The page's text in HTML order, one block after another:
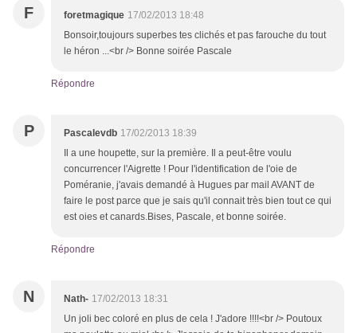
F foretmagique 17/02/2013 18:48
Bonsoir,toujours superbes tes clichés et pas farouche du tout
le héron ...<br /> Bonne soirée Pascale
Répondre
P Pascalevdb 17/02/2013 18:39
Il a une houpette, sur la première. Il a peut-être voulu
concurrencer l'Aigrette ! Pour l'identification de l'oie de
Poméranie, j'avais demandé à Hugues par mail AVANT de
faire le post parce que je sais qu'il connait très bien tout ce qui
est oies et canards.Bises, Pascale, et bonne soirée.
Répondre
N Nath- 17/02/2013 18:31
Un joli bec coloré en plus de cela ! J'adore !!!!<br /> Poutoux